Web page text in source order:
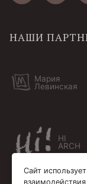
НАШИ
Мария
Левинская
HI
ARCH
Сайт